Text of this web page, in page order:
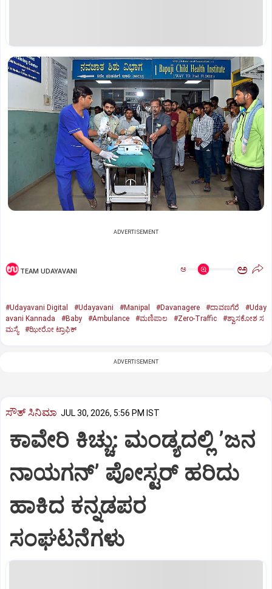
ADVERTISEMENT
TEAM UDAYAVANI ಅ ಅ
#Udayavani Digital #Udayavani #Manipal #Davanagere #ದಾವಣಗೆರೆ
#Uday
avani Kannada
#Baby #Ambulance #ಮಣಿಪಾಲ #Zero-Traffic
#ಶ್ವಾಸಕೋಶ ಸ
ಮಸ್ಯೆ
#ಝೀರೋ ಟ್ರಾಫಿಕ್‌
ADVERTISEMENT
ಸೌತ್‌ ಸಿನಿಮಾ JUL 30, 2026, 5:56 PM IST
ಕಾವೇರಿ ಕಿಚ್ಚು: ಮಂಡ್ಯದಲ್ಲಿ ʼಜನ
ನಾಯಗನ್‌ʼ ಪೋಸ್ಟರ್‌ ಹರಿದು
ಹಾಕಿದ ಕನ್ನಡಪರ
ಸಂಘಟನೆಗಳು